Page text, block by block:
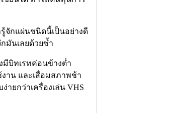
รู้จักแผ่นชนิดนี้เป็นอย่างดี
มันเลยด้วยซ้ำ
มีบิทเรทค่อนข้างต่ำ
าน และเสื่อมสภาพช้า
ายกว่าเครื่องเล่น VHS